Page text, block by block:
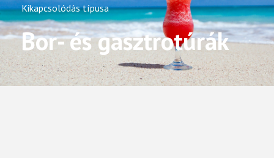
Kikapcsolódás típusa
Bor- és gasztrotúrák